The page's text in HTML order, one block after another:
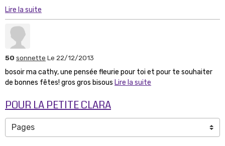
Lire la suite
50 sonnette Le 22/12/2013
bosoir ma cathy, une pensée fleurie pour toi et pour te souhaiter
de bonnes fêtes! gros gros bisous Lire la suite
POUR LA PETITE CLARA